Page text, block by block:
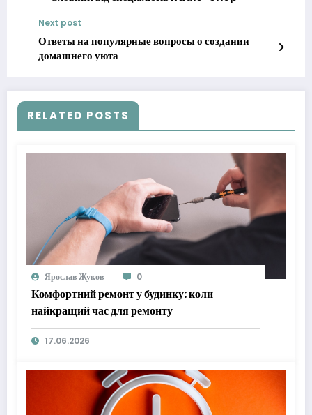
Next post
Ответы на популярные вопросы о создании
домашнего уюта
RELATED POSTS
Ярослав Жуков 0
Комфортний ремонт у будинку: коли
найкращий час для ремонту
17.06.2026